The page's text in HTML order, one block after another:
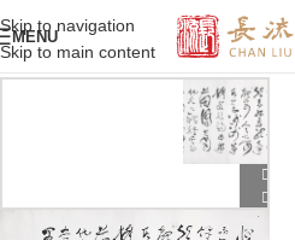
Skip to navigation
Skip to main content
MENU